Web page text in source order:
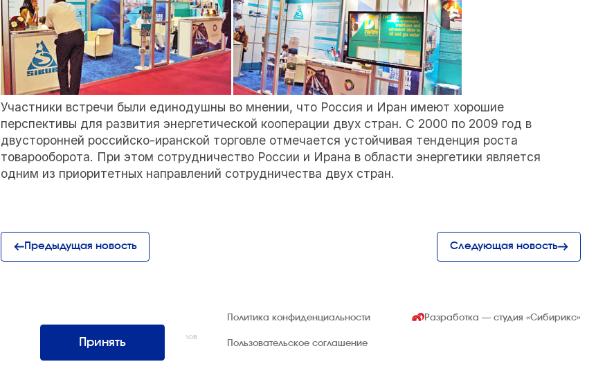
Участники встречи были единодушны во мнении, что Россия и Иран имеют хорошие
перспективы для развития энергетической кооперации двух стран. С 2000 по 2009 год в
двусторонней российско-иранской торговле отмечается устойчивая тенденция роста
товарооборота. При этом сотрудничество России и Ирана в области энергетики является
одним из приоритетных направлений сотрудничества двух стран.
Предыдущая новость Следующая новость
Интернэшнл»
Все права защищены. Использование материалов
возможно только со ссылкой на источник.
Политика конфиденциальности
Пользовательское соглашение
Разработка — студия«Сибирикс»
Принять